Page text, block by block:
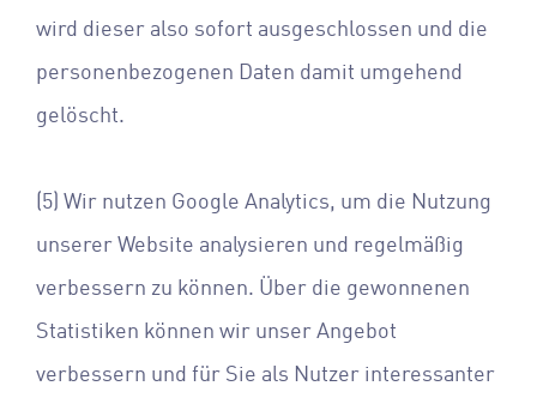
wird dieser also sofort ausgeschlossen und die
personenbezogenen Daten damit umgehend
gelöscht.
(5) Wir nutzen Google Analytics, um die Nutzung
unserer Website analysieren und regelmäßig
verbessern zu können. Über die gewonnenen
Statistiken können wir unser Angebot
verbessern und für Sie als Nutzer interessanter